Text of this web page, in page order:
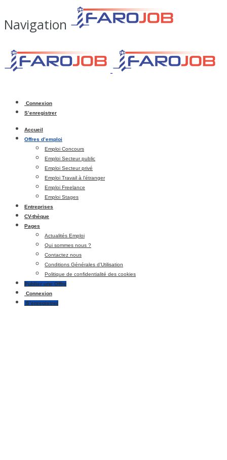
Navigation
Connexion
S’enregistrer
Accueil
Offres d’emploi
Emploi Concours
Emploi Secteur public
Emploi Secteur privé
Emploi Travail à l’étranger
Emploi Freelance
Emploi Stages
Entreprises
CV-thèque
Pages
Actualités Emploi
Qui sommes nous ?
Contactez nous
Conditions Générales d’Utilisation
Politique de confidentialité des cookies
Publier une Offre
Connexion
S’enregistrer